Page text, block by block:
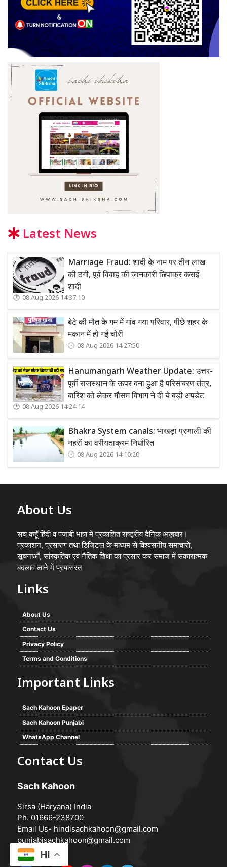
Latest News
Marriage Fraud: शादी के नाम पर तीन लाख
की ठगी, पूर्व विवाह की जानकारी छिपाकर कराई
शादी
08 Aug 2026 14:37:10
बेटे की मौत के गम में गांव गया परिवार, पीछे शहर के
मकान में हो गई चोरी
08 Aug 2026 14:27:50
Hanumangarh Weather Update: उत्तर-
पूर्वी राजस्थान के ऊपर बना हुआ है परिसंचरण तंत्र,
बारिश को लेकर मौसम विभाग ने दी ये बड़ी अपडेट
08 Aug 2026 14:24:14
Bhakra System canals: भाखड़ा प्रणाली की
नहरों का वरीयताक्रम निर्धारित
08 Aug 2026 14:10:20
About Us
सच कहूँ हिंदी व पंजाबी भाषा मे प्रकाशित राष्ट्रीय दैनिक अख़बार।
प्रकाशन, प्रसारण तथा डिजिटल के माध्यम से विश्वसनीय समाचारों,
सूचनाओं, सांस्कृतिक एवं नैतिक शिक्षा का प्रसार कर समाज में सकारात्मक
बदलाव लाने में प्रयासरत
Links
About Us
Contact Us
Privacy Policy
Terms and Conditions
Important Links
Sach Kahoon Epaper
Sach Kahoon Punjabi
WhatsApp Channel
Contact Us
Sach Kahoon
Sirsa (Haryana) India
Ph. 01666-238700
Email Us- hindisachkahoon@gmail.com
punjabisachkahoon@gmail.com
HI